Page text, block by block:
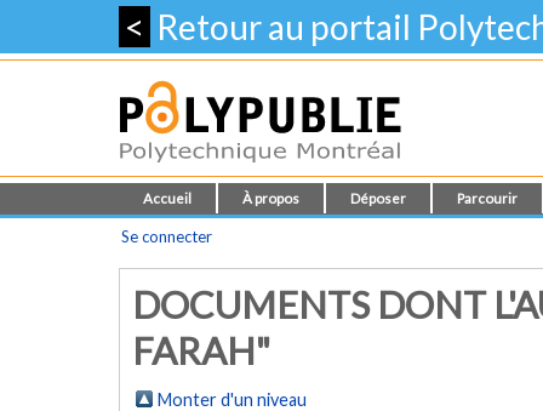
< Retour au portail
Accueil À propos Déposer Parcourir
Se connecter
DOCUMENTS DONT
FARAH"
Monter d'un niveau